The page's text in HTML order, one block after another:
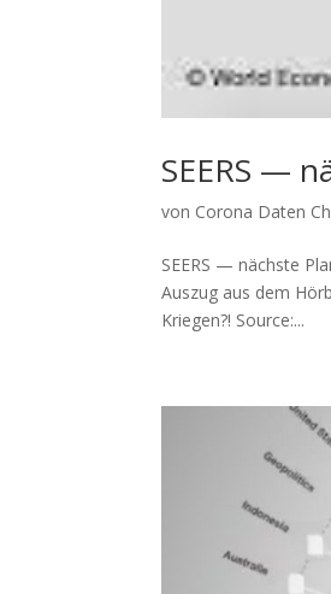
SEERS —
von Corona Daten
SEERS — nächste
Aus­zug aus dem
Kriegen?! Source:...